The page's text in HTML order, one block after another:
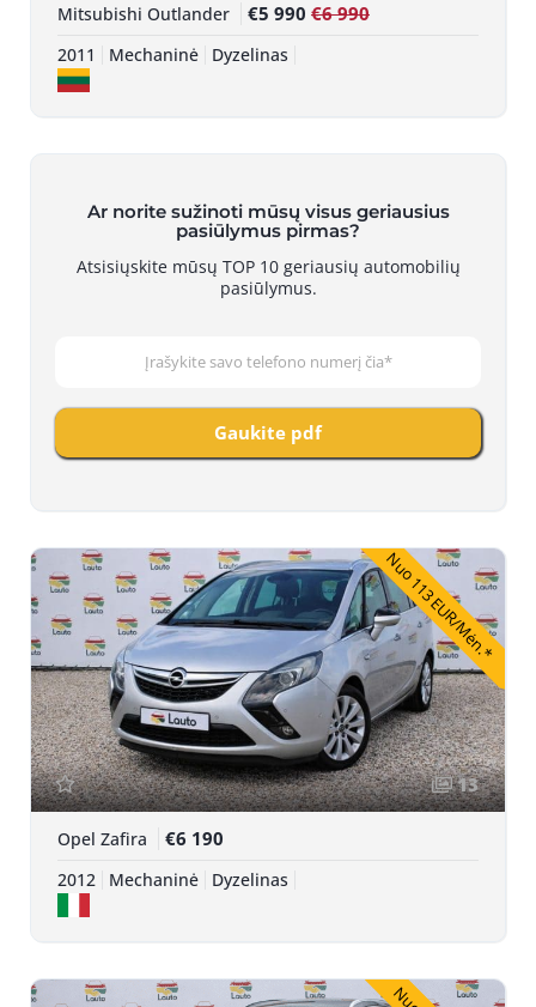
Mitsubishi Outlander €5 990 €6 990
2011 Mechaninė Dyzelinas
Ar norite sužinoti mūsų visus geriausius
pasiūlymus pirmas?
Atsisiųskite mūsų TOP 10 geriausių automobilių
pasiūlymus.
Gaukite pdf
Nuo 113 EUR/Mėn.*
13
Opel Zafira €6 190
2012 Mechaninė Dyzelinas